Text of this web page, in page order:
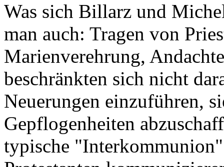
Was sich Billarz und
man auch: Tragen von
Marienverehrung,
beschränkten sich nicht
Neuerungen einzuführen,
Gepflogenheiten
typische